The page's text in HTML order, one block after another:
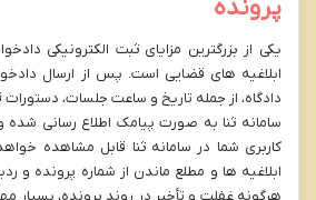
پرونده
یکی از بزرگترین مزایای ثبت الکترونیکی
ابلاغیه های قضایی است. پس از ارسال
دادگاه، از جمله تاریخ و ساعت جلسات، دستورات
سامانه ثنا به صورت پیامک اطلاع رسانی شده
کاربری شما در سامانه ثنا قابل مشاهده
ابلاغیه ها و مطلع ماندن از شماره پرونده و
هرگونه غفلت و تأخیر در روند پرونده، بسیار